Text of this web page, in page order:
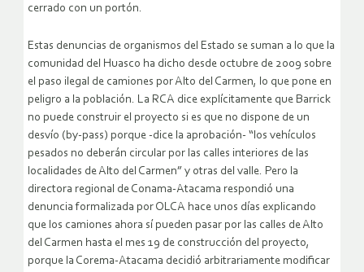
cerrado con un portón.
Estas denuncias de organismos del Estado se suman a lo que la
comunidad del Huasco ha dicho desde octubre de 2009 sobre
el paso ilegal de camiones por Alto del Carmen, lo que pone en
peligro a la población. La RCA dice explícitamente que Barrick
no puede construir el proyecto si es que no dispone de un
desvío (by-pass) porque -dice la aprobación- “los vehículos
pesados no deberán circular por las calles interiores de las
localidades de Alto del Carmen” y otras del valle. Pero la
directora regional de Conama-Atacama respondió una
denuncia formalizada por OLCA hace unos días explicando
que los camiones ahora sí pueden pasar por las calles de Alto
del Carmen hasta el mes 19 de construcción del proyecto,
porque la Corema-Atacama decidió arbitrariamente modificar